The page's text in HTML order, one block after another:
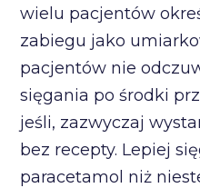
wielu pacjentów
zabiegu jako
pacjentów nie
sięgania po środki
jeśli, zazwyczaj
bez recepty. Lepiej
paracetamol niż